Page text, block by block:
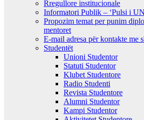
Rregullore institucionale
Informatori Publik – ‘Pulsi i
Propozim temat per punim
mentoret
E-mail adresa për kontakte me
Studentët
Unioni Studentor
Statuti Studentor
Klubet Studentore
Radio Studenti
Revista Studentore
Alumni Studentor
Kampi Studentor